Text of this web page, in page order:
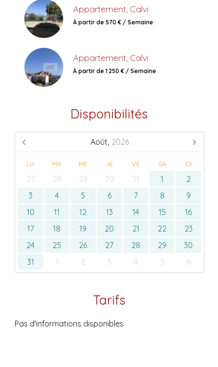
Appartement, Calvi
À partir de 570 € / Semaine
Appartement, Calvi
À partir de 1 250 € / Semaine
Disponibilités
Août, 2026
LU MA ME JE VE SA DI
27 28 29 30 31 1
2
3
4 5 6 7 8
9
10
11 12 13 14 15
16
17
18 19 20 21 22
23
24
25 26 27 28 29
30
31
1 2 3 4 5 6
Tarifs
Pas d'informations disponibles